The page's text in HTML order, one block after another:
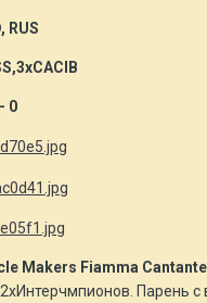
RUS
0
Makers Fiamma Cantante
Парень